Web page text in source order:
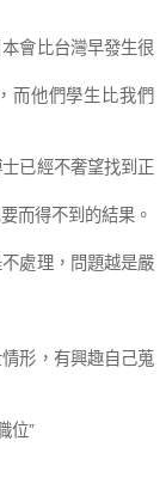
會比台灣早發生很
而他們學生比我們
已經不奢望找到正
而得不到的結果。
處理，問題越是嚴
形，有興趣自己蒐
位”